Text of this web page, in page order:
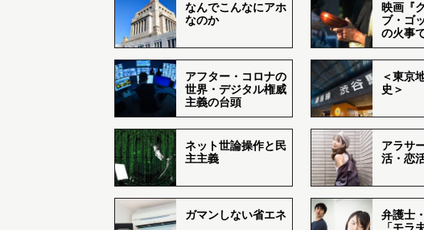
なんでこんなにアホ
なのか
映画『
ブ・ゴ
の火事
アフター・コロナの
世界・デジタル権威
主義の台頭
＜東京
史＞
ネット世論操作と民
主主義
アラサ
活・恋
ガマンしない省エネ
弁護士